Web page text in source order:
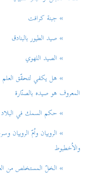
» جبنة كرافت
» صيد الطيور بالبنادق
» الصيد اللهوي
» هل يكفي لتحقّق العلم
المعروف هو صيده بالصنّارة
» حكم السمك في البلاد
» الروبيان واُمّ الروبيان
والاُخطبوط
» الخلّ المستخلص من